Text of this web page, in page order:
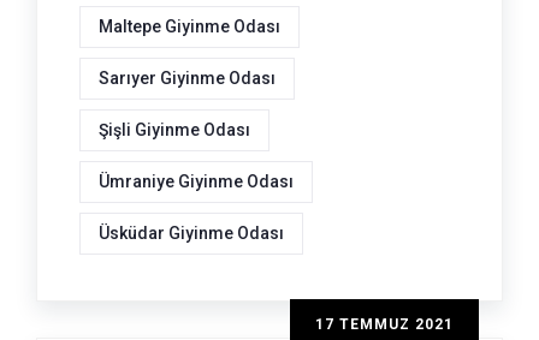
Maltepe Giyinme Odası
Sarıyer Giyinme Odası
Şişli Giyinme Odası
Ümraniye Giyinme Odası
Üsküdar Giyinme Odası
17 TEMMUZ 2021